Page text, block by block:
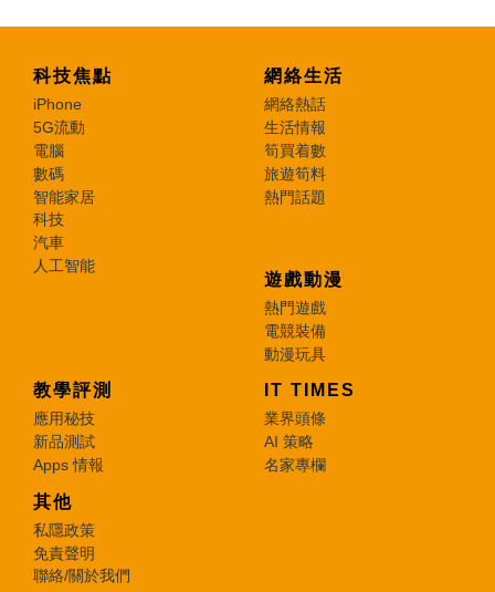
科技焦點
iPhone
5G流動
電腦
數碼
智能家居
科技
汽車
人工智能
網絡生活
網絡熱話
生活情報
筍買着數
旅遊筍料
熱門話題
遊戲動漫
熱門遊戲
電競裝備
動漫玩具
教學評測
應用秘技
新品測試
Apps 情報
IT TIMES
業界頭條
AI 策略
名家專欄
其他
私隱政策
免責聲明
聯絡/關於我們